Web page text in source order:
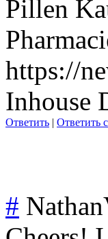
Pillen
https://
Inhouse
Ответить | Ответить
#